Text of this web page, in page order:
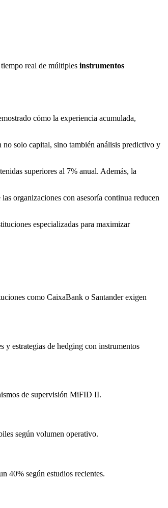
real de múltiples instrumentos
cómo la experiencia acumulada,
no solo capital, sino también análisis predictivo y
superiores al 7% anual. Además, la
organizaciones con asesoría continua reducen
especializadas para maximizar
como CaixaBank o Santander exigen
y estrategias de hedging con instrumentos
de supervisión MiFID II.
según volumen operativo.
40% según estudios recientes.